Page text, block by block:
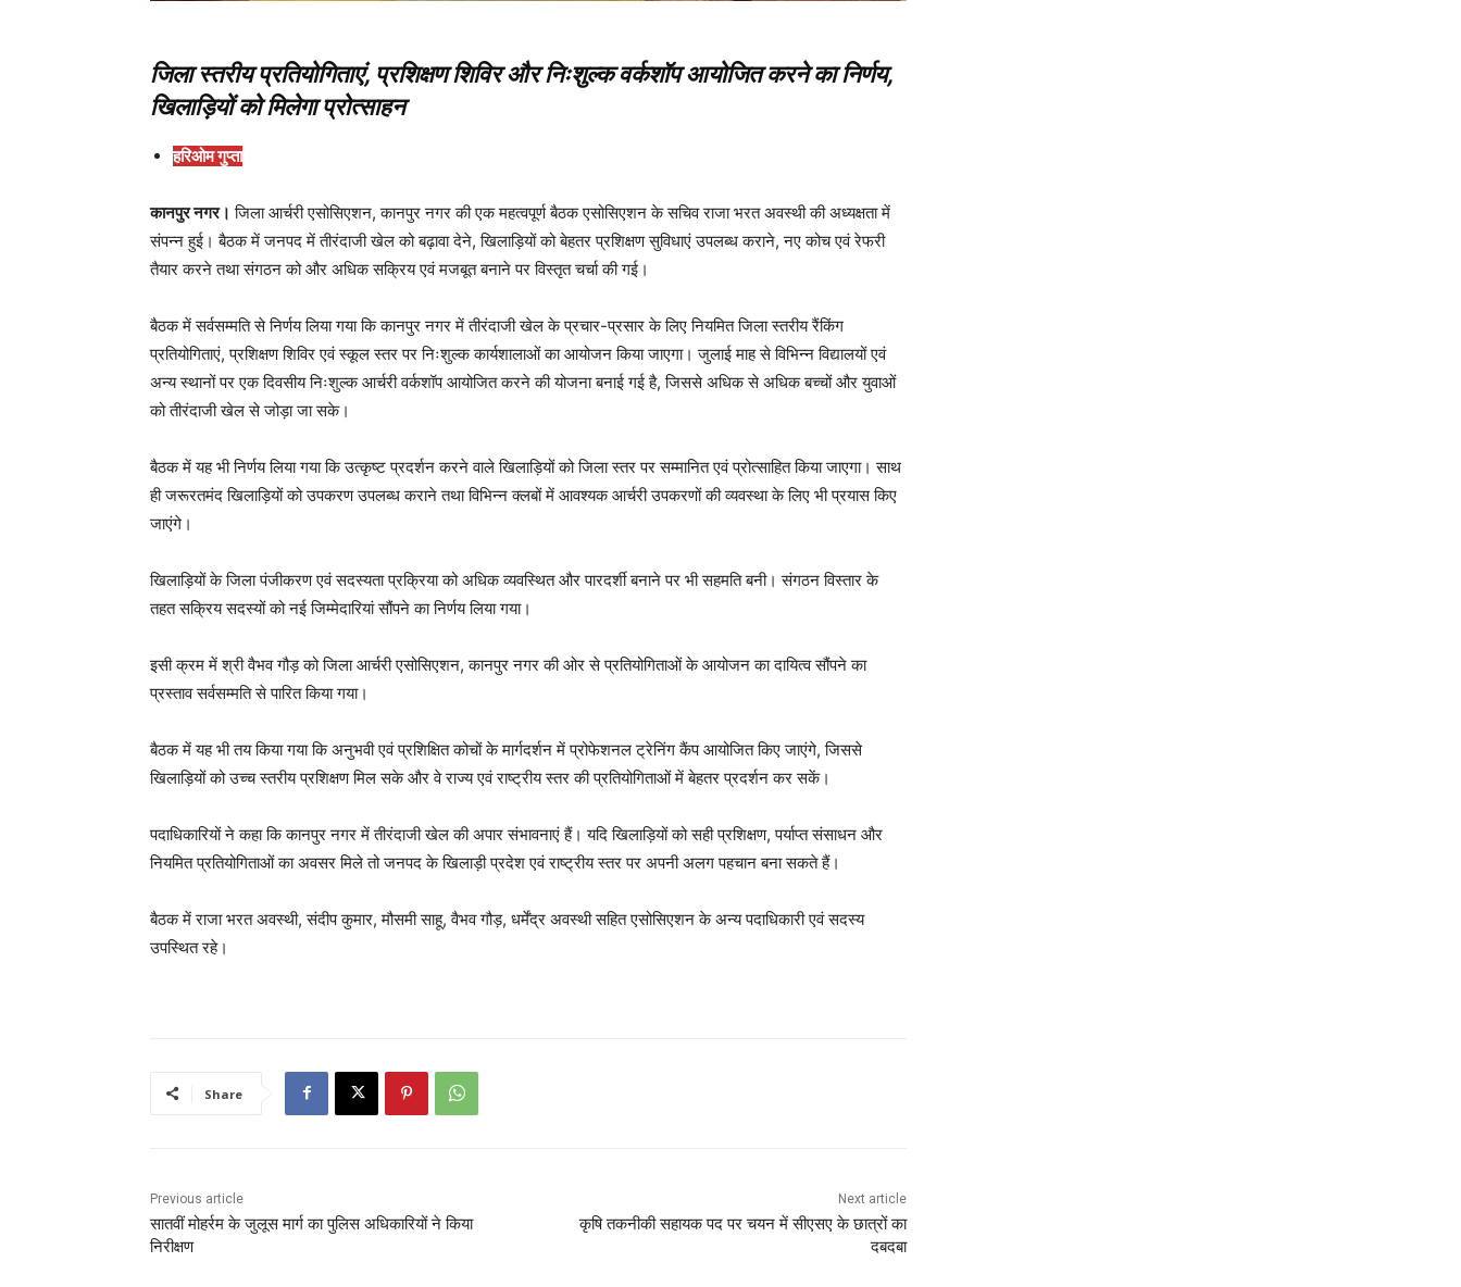
जिला स्तरीय प्रतियोगिताएं, प्रशिक्षण शिविर और निःशुल्क वर्कशॉप आयोजित करने का निर्णय,
खिलाड़ियों को मिलेगा प्रोत्साहन
हरिओम गुप्ता
कानपुर नगर। जिला आर्चरी एसोसिएशन, कानपुर नगर की एक महत्वपूर्ण बैठक एसोसिएशन के सचिव राजा भरत अवस्थी की अध्यक्षता में
संपन्न हुई। बैठक में जनपद में तीरंदाजी खेल को बढ़ावा देने, खिलाड़ियों को बेहतर प्रशिक्षण सुविधाएं उपलब्ध कराने, नए कोच एवं रेफरी
तैयार करने तथा संगठन को और अधिक सक्रिय एवं मजबूत बनाने पर विस्तृत चर्चा की गई।
बैठक में सर्वसम्मति से निर्णय लिया गया कि कानपुर नगर में तीरंदाजी खेल के प्रचार-प्रसार के लिए नियमित जिला स्तरीय रैंकिंग
प्रतियोगिताएं, प्रशिक्षण शिविर एवं स्कूल स्तर पर निःशुल्क कार्यशालाओं का आयोजन किया जाएगा। जुलाई माह से विभिन्न विद्यालयों एवं
अन्य स्थानों पर एक दिवसीय निःशुल्क आर्चरी वर्कशॉप आयोजित करने की योजना बनाई गई है, जिससे अधिक से अधिक बच्चों और युवाओं
को तीरंदाजी खेल से जोड़ा जा सके।
बैठक में यह भी निर्णय लिया गया कि उत्कृष्ट प्रदर्शन करने वाले खिलाड़ियों को जिला स्तर पर सम्मानित एवं प्रोत्साहित किया जाएगा। साथ
ही जरूरतमंद खिलाड़ियों को उपकरण उपलब्ध कराने तथा विभिन्न क्लबों में आवश्यक आर्चरी उपकरणों की व्यवस्था के लिए भी प्रयास किए
जाएंगे।
खिलाड़ियों के जिला पंजीकरण एवं सदस्यता प्रक्रिया को अधिक व्यवस्थित और पारदर्शी बनाने पर भी सहमति बनी। संगठन विस्तार के
तहत सक्रिय सदस्यों को नई जिम्मेदारियां सौंपने का निर्णय लिया गया।
इसी क्रम में श्री वैभव गौड़ को जिला आर्चरी एसोसिएशन, कानपुर नगर की ओर से प्रतियोगिताओं के आयोजन का दायित्व सौंपने का
प्रस्ताव सर्वसम्मति से पारित किया गया।
बैठक में यह भी तय किया गया कि अनुभवी एवं प्रशिक्षित कोचों के मार्गदर्शन में प्रोफेशनल ट्रेनिंग कैंप आयोजित किए जाएंगे, जिससे
खिलाड़ियों को उच्च स्तरीय प्रशिक्षण मिल सके और वे राज्य एवं राष्ट्रीय स्तर की प्रतियोगिताओं में बेहतर प्रदर्शन कर सकें।
पदाधिकारियों ने कहा कि कानपुर नगर में तीरंदाजी खेल की अपार संभावनाएं हैं। यदि खिलाड़ियों को सही प्रशिक्षण, पर्याप्त संसाधन और
नियमित प्रतियोगिताओं का अवसर मिले तो जनपद के खिलाड़ी प्रदेश एवं राष्ट्रीय स्तर पर अपनी अलग पहचान बना सकते हैं।
बैठक में राजा भरत अवस्थी, संदीप कुमार, मौसमी साहू, वैभव गौड़, धर्मेंद्र अवस्थी सहित एसोसिएशन के अन्य पदाधिकारी एवं सदस्य
उपस्थित रहे।
Share
Previous article
सातवीं मोहर्रम के जुलूस मार्ग का पुलिस अधिकारियों ने किया
निरीक्षण
Next article
कृषि तकनीकी सहायक पद पर चयन में सीएसए के छात्रों का
दबदबा